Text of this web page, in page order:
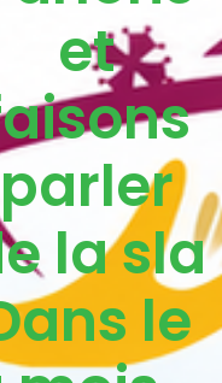
et
parler
la sla
le